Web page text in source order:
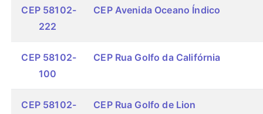
CEP 58102-
222
CEP Avenida Oceano Índico
CEP 58102-
100
CEP Rua Golfo da Califórnia
CEP 58102-
CEP Rua Golfo de Lion